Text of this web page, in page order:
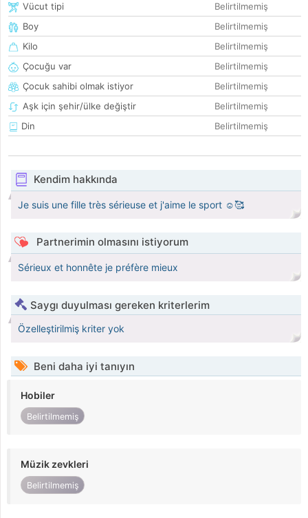
Vücut tipi
Belirtilmemiş
Boy
Belirtilmemiş
Kilo
Belirtilmemiş
Çocuğu var
Belirtilmemiş
Çocuk sahibi olmak istiyor
Belirtilmemiş
Aşk için şehir/ülke değiştir
Belirtilmemiş
Din
Belirtilmemiş
Kendim hakkında
Je suis une fille très sérieuse et j'aime le sport ☺️🥰
Partnerimin olmasını istiyorum
Sérieux et honnête je préfère mieux
Saygı duyulması gereken kriterlerim
Özelleştirilmiş kriter yok
Beni daha iyi tanıyın
Hobiler
Belirtilmemiş
Müzik zevkleri
Belirtilmemiş